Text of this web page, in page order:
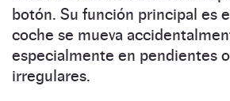
botón. Su función principal es
coche se mueva
especialmente en pendientes
irregulares.